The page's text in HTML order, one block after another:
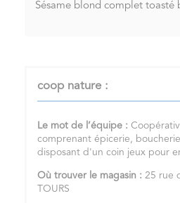
Sésame blond complet toasté
coop nature :
Le mot de l’équipe :
comprenant épicerie,
disposant d'un coin jeux pour
Où trouver le magasin : 25 rue
TOURS